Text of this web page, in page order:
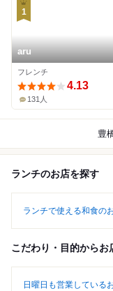
1
aru
フレンチ
4.13
131人
豊
ランチのお店を探す
ランチで使える和食の
こだわり・目的からお
日曜日も営業している